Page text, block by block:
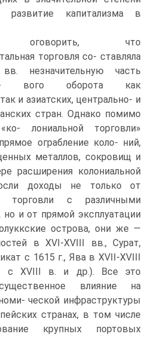
развитие капитализма в
оговорить, что
торговля со- ставляла
незначительную часть
вого оборота как
и азиатских, центрально- и
стран. Однако помимо
лониальной торговли»
ограбление коло- ний,
металлов, сокровищ и
расширения колониальной
доходы не только от
торговли с различными
но и от прямой эксплуатации
острова, они же —
в XVI-XVIII вв., Сурат,
с 1615 г., Ява в XVII-XVIII
с XVIII в. и др.). Все это
влияние на
ческой инфраструктуры
странах, в том числе
крупных портовых